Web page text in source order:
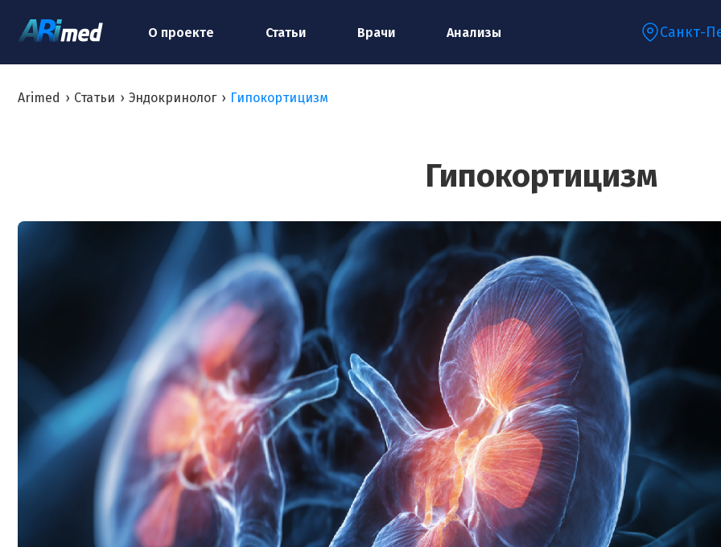
О проекте Статьи Врачи Анализы Санкт-
Arimed › Статьи › Эндокринолог › Гипокортицизм
Гипокортицизм
Ваш телефон:*
Ваш e-mail:*
Я согласен наобработку моих персональных данных